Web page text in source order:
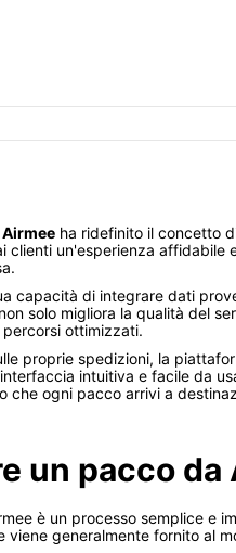
Airmee ha ridefinito il concetto
clienti un'esperienza
capacità di integrare dati
solo migliora la qualità del
ottimizzati.
proprie spedizioni, la
intuitiva e facile da
che ogni pacco arrivi a
un pacco da
è un processo semplice e
generalmente fornito al